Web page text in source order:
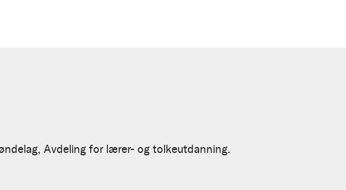
Avdeling for lærer- og tolkeutdanning.